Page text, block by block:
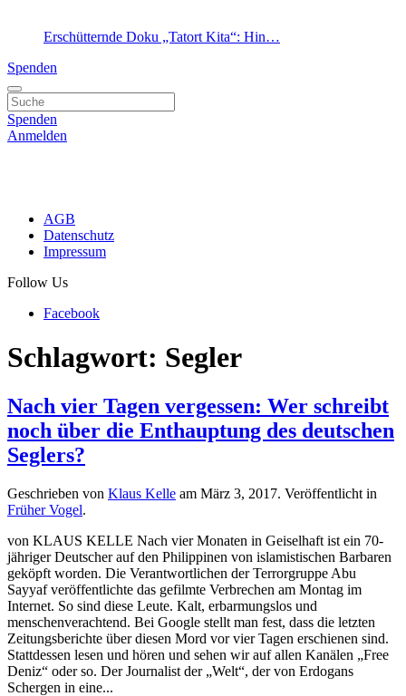
Erschütternde Doku „Tatort Kita“: Hin…
Spenden
Spenden
Anmelden
AGB
Datenschutz
Impressum
Follow Us
Facebook
Schlagwort: Segler
Nach vier Tagen vergessen: Wer schreibt
noch über die Enthauptung des deutschen
Seglers?
Geschrieben von Klaus Kelle am März 3, 2017. Veröffentlicht in
Früher Vogel.
von KLAUS KELLE Nach vier Monaten in Geiselhaft ist ein 70-
jähriger Deutscher auf den Philippinen von islamistischen Barbaren
geköpft worden. Die Verantwortlichen der Terrorgruppe Abu
Sayyaf veröffentlichte das gefilmte Verbrechen am Montag im
Internet. So sind diese Leute. Kalt, erbarmungslos und
menschenverachtend. Bei Google stellt man fest, dass die letzten
Zeitungsberichte über diesen Mord vor vier Tagen erschienen sind.
Stattdessen lesen und hören und sehen wir auf allen Kanälen „Free
Deniz“ oder so. Der Journalist der „Welt“, der von Erdogans
Schergen in eine...